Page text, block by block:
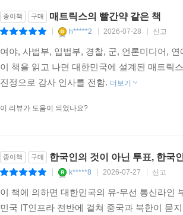
종이책 구매 매트릭스의 빨간약 같은 책
h*****2 | 2026-07-28 | 신고
여야, 사법부, 입법부, 경찰, 군, 언론미디어,
이 책을 읽고 나면 대한민국에 설계된 매트릭
종이책 구매 한국인의 것이 아닌 투표, 한국
| k*****8 2026-07-27 | 신고
이 책에 의하면 대한민국의 유-무선 통신라인